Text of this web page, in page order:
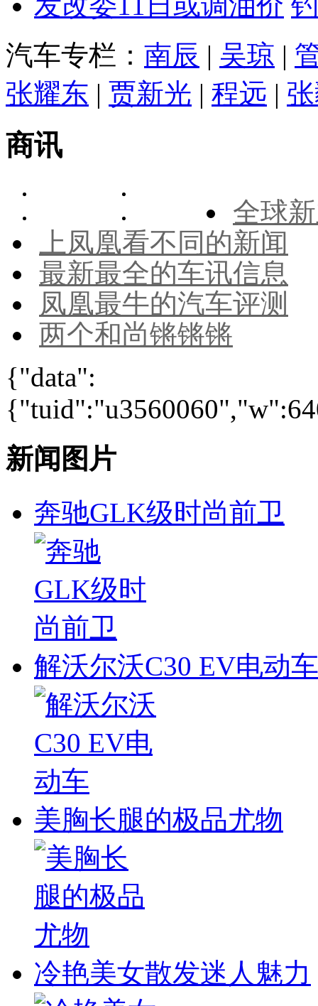
汽车专栏： 南辰 | 吴琼 |
张耀东 | 贾新光 | 程远 |
商讯
全球
上凤凰看不同的新闻
最新最全的车讯信息
凤凰最牛的汽车评测
两个和尚锵锵锵
{"data":
新闻图片
奔驰GLK级时尚前卫
解沃尔沃C30 EV电动车
美胸长腿的极品尤物
冷艳美女散发迷人魅力